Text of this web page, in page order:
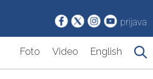
prijava
Foto Video English